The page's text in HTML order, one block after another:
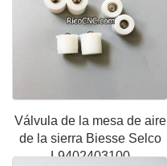
Válvula de la mesa de aire
de la sierra Biesse Selco
L9402403100